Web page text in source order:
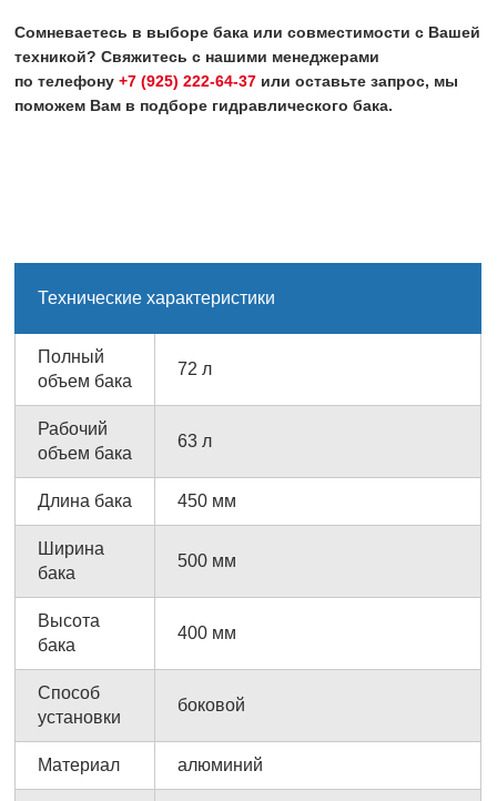
Сомневаетесь в выборе бака или совместимости с Вашей
техникой? Свяжитесь с нашими менеджерами
по телефону+7 (925) 222-64-37 или оставьте запрос, мы
поможем Вам в подборе гидравлического бака.
Технические характеристики
Полный
объем бака
72 л
Рабочий
объем бака
63 л
Длина бака 450 мм
Ширина
бака
500 мм
Высота
бака
400 мм
Способ
установки
боковой
Материал алюминий